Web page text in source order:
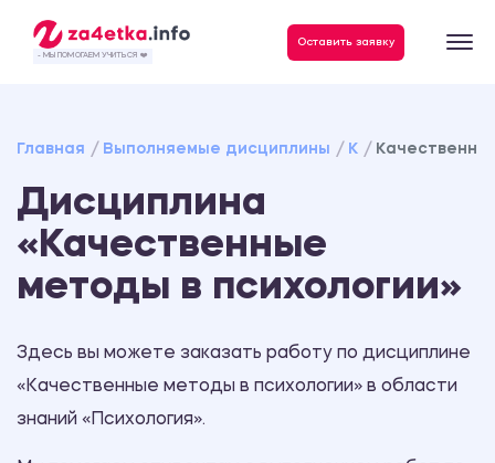
- МЫ ПОМОГАЕМ УЧИТЬСЯ ❤️
Оставить заявку
Главная Выполняемые дисциплины К
Дисциплина
«Качественные
методы в психологии»
Здесь вы можете заказать работу по дисциплине
«Качественные методы в психологии» в области
знаний «Психология».